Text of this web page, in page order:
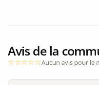
Avis de la
Aucun avis pour le